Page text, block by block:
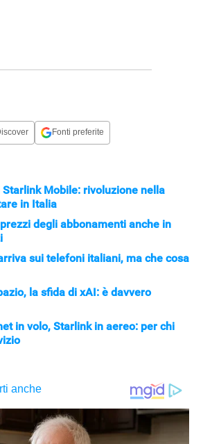
Fonti preferite
Mobile: rivoluzione nella
in Italia
degli abbonamenti anche in
sui telefoni italiani, ma che cosa
la sfida di xAI: è davvero
in volo, Starlink in aereo: per chi